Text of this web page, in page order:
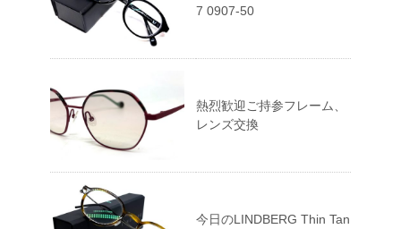
7 0907-50
熱烈歓迎ご持参フレーム、
レンズ交換
今日のLINDBERG Thin Tan